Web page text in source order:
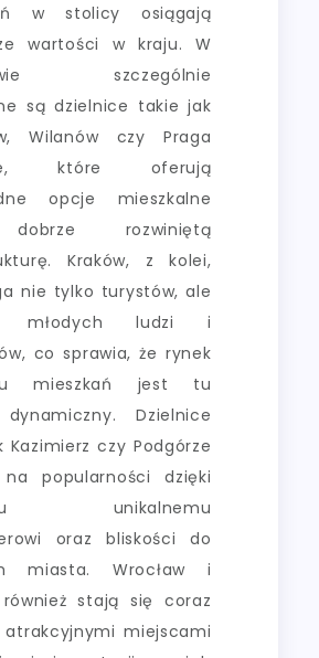
w stolicy osiągają
wartości w kraju. W
szczególnie
są dzielnice takie jak
Wilanów czy Praga
które oferują
opcje mieszkalne
rozwiniętą
Kraków, z kolei,
nie tylko turystów, ale
młodych ludzi i
co sprawia, że rynek
mieszkań jest tu
Dzielnice
Kazimierz czy Podgórze
na popularności dzięki
unikalnemu
oraz bliskości do
miasta. Wrocław i
również stają się coraz
atrakcyjnymi miejscami